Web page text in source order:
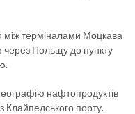
між терміналами Моцкава
через Польщу до пункту
нафтопродуктів
Клайпедського порту.